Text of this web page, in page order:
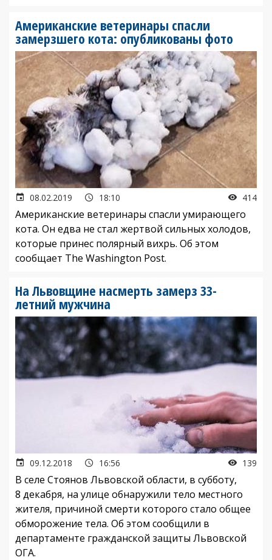
Американские ветеринары спасли
замерзшего кота: опубликованы фото
08.02.2019 18:10 414
Американские ветеринары спасли умирающего
кота. Он едва не стал жертвой сильных холодов,
которые принес полярный вихрь. Об этом
сообщает The Washington Post.
На Львовщине насмерть замерз 33-
летний мужчина
09.12.2018 16:56 139
В селе Стоянов Львовской области, в субботу,
8 декабря, на улице обнаружили тело местного
жителя, причиной смерти которого стало общее
обморожение тела. Об этом сообщили в
департаменте гражданской защиты Львовской
ОГА.